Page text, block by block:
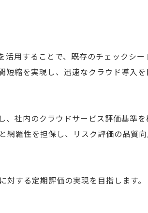
活用することで、既存のチェックシ
縮を実現し、迅速なクラウド導入を
、社内のクラウドサービス評価基準
羅性を担保し、リスク評価の品質向
する定期評価の実現を目指します。